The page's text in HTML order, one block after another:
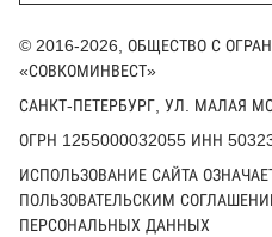
© 2016-2026, ОБЩЕСТВО С
«СОВКОМИНВЕСТ»
САНКТ-ПЕТЕРБУРГ, УЛ. МАЛАЯ
ОГРН 1255000032055 ИНН
ИСПОЛЬЗОВАНИЕ САЙТА
ПОЛЬЗОВАТЕЛЬСКИМ
ПЕРСОНАЛЬНЫХ ДАННЫХ